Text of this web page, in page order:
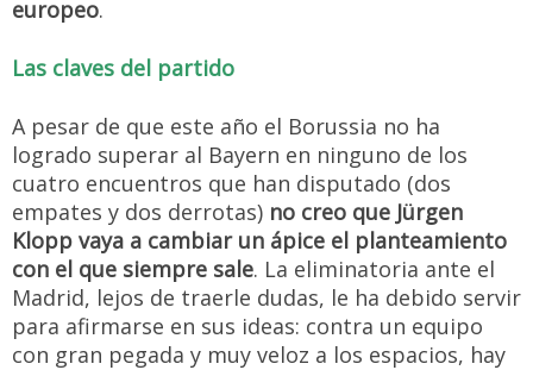
europeo.
Las claves del partido
A pesar de que este año el Borussia no ha
logrado superar al Bayern en ninguno de los
cuatro encuentros que han disputado (dos
empates y dos derrotas) no creo que Jürgen
Klopp vaya a cambiar un ápice el planteamiento
con el que siempre sale. La eliminatoria ante el
Madrid, lejos de traerle dudas, le ha debido servir
para afirmarse en sus ideas: contra un equipo
con gran pegada y muy veloz a los espacios, hay